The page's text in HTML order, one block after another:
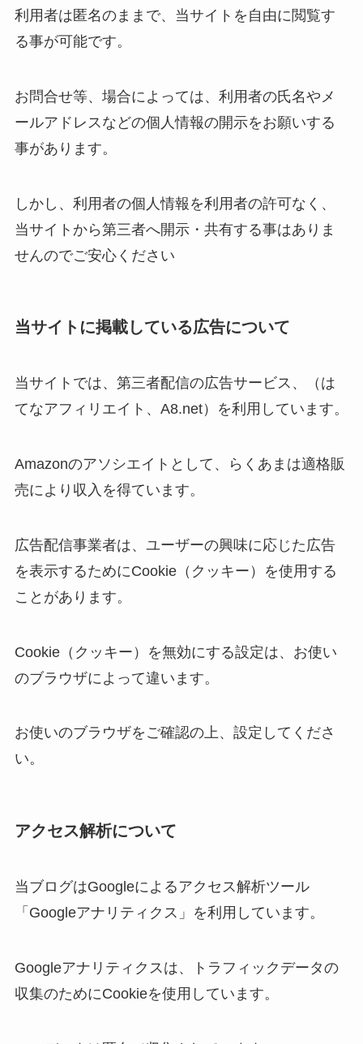
利用者は匿名のままで、当サイトを自由に閲覧す
る事が可能です。
お問合せ等、場合によっては、利用者の氏名やメ
ールアドレスなどの個人情報の開示をお願いする
事があります。
しかし、利用者の個人情報を利用者の許可なく、
当サイトから第三者へ開示・共有する事はありま
せんのでご安心ください
当サイトに掲載している広告について
当サイトでは、第三者配信の広告サービス、（は
てなアフィリエイト、A8.net）を利用しています。
Amazonのアソシエイトとして、らくあまは適格販
売により収入を得ています。
広告配信事業者は、ユーザーの興味に応じた広告
を表示するためにCookie（クッキー）を使用する
ことがあります。
Cookie（クッキー）を無効にする設定は、お使い
のブラウザによって違います。
お使いのブラウザをご確認の上、設定してくださ
い。
アクセス解析について
当ブログはGoogleによるアクセス解析ツール
「Googleアナリティクス」を利用しています。
Googleアナリティクスは、トラフィックデータの
収集のためにCookieを使用しています。